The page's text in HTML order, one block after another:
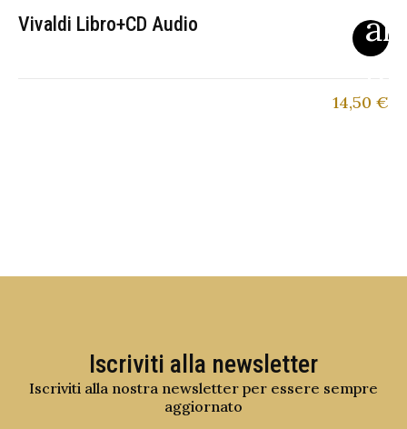
Vivaldi Libro+CD Audio
14,50 €
Iscriviti alla newsletter
Iscriviti alla nostra newsletter per essere sempre
aggiornato